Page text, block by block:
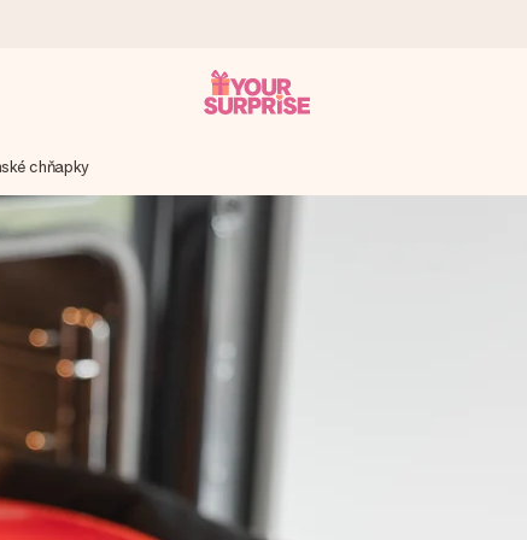
darovať presne v ten správny okamih, keď na tom najviac
známkou 4,7.
vašou fotografiou alebo odkazom, ktorý naozaj zahreje pri
chňapky